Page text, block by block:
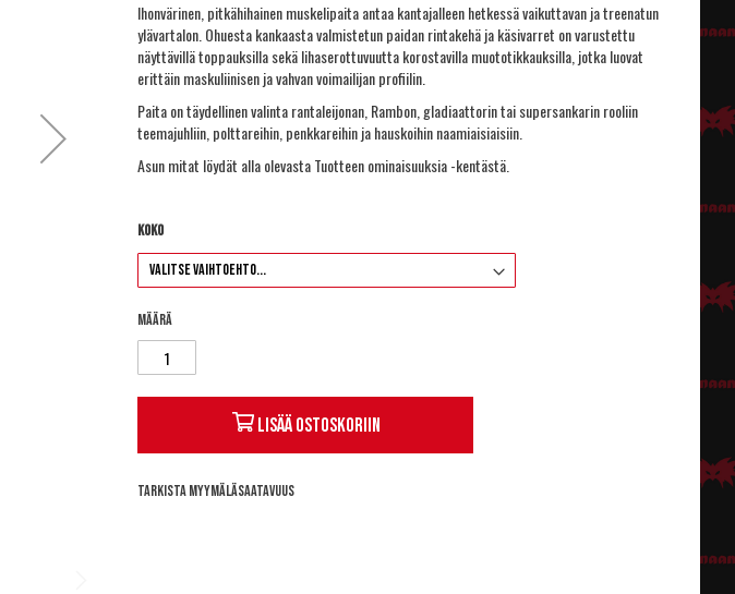
Ihonvärinen, pitkähihainen muskelipaita antaa kantajalleen hetkessä vaikuttavan ja treenatun
ylävartalon. Ohuesta kankaasta valmistetun paidan rintakehä ja käsivarret on varustettu
näyttävillä toppauksilla sekä lihaserottuvuutta korostavilla muototikkauksilla, jotka luovat
erittäin maskuliinisen ja vahvan voimailijan profiilin.
Paita on täydellinen valinta rantaleijonan, Rambon, gladiaattorin tai supersankarin rooliin
teemajuhliin, polttareihin, penkkareihin ja hauskoihin naamiaisiaisiin.
Asun mitat löydät alla olevasta Tuotteen ominaisuuksia -kentästä.
Koko
Määrä
Lisää ostoskoriin
Tarkista myymäläsaatavuus